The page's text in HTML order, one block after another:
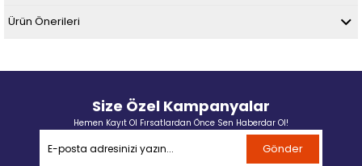
Ürün Önerileri
Size Özel Kampanyalar
Hemen Kayıt Ol Fırsatlardan Önce Sen Haberdar Ol!
Gönder